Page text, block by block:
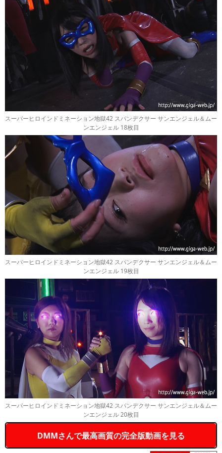
スーパーヒロインドミネーション地獄42 スパンデクサー サンエンジェル＆ムー
ンエンジェル 18枚目
スーパーヒロインドミネーション地獄42 スパンデクサー サンエンジェル＆ムー
ンエンジェル 19枚目
スーパーヒロインドミネーション地獄42 スパンデクサー サンエンジェル＆ムー
ンエンジェル 20枚目
DMMさんで最高画質の完全版動画を見る